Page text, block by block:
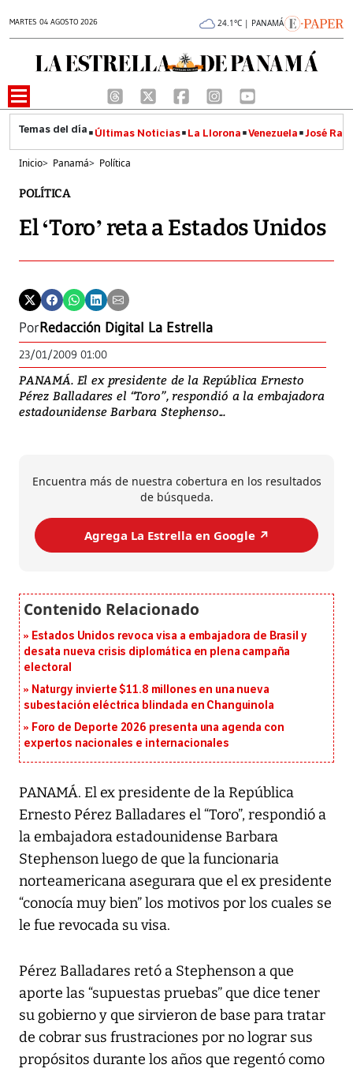
MARTES 04 AGOSTO 2026 24.1°C | PANAMÁ
Últimas Noticias La Llorona Venezuela José
Inicio> Panamá> Política
POLÍTICA
El ‘Toro’ reta a Estados Unidos
PorRedacción Digital La Estrella
23/01/2009 01:00
PANAMÁ. El ex presidente de la República Ernesto
Pérez Balladares el “Toro”, respondió a la embajadora
estadounidense Barbara Stephenso...
Encuentra más de nuestra cobertura en los resultados
de búsqueda.
Agrega La Estrella en Google ↗️
Estados Unidos revoca visa a embajadora de Brasil y
desata nueva crisis diplomática en plena campaña
electoral
Naturgy invierte $11.8 millones en una nueva
subestación eléctrica blindada en Changuinola
Foro de Deporte 2026 presenta una agenda con
expertos nacionales e internacionales
PANAMÁ. El ex presidente de la República
Ernesto Pérez Balladares el “Toro”, respondió a
la embajadora estadounidense Barbara
Stephenson luego de que la funcionaria
norteamericana asegurara que el ex presidente
“conocía muy bien” los motivos por los cuales se
le fue revocada su visa.
Pérez Balladares retó a Stephenson a que
aporte las “supuestas pruebas” que dice tener
su gobierno y que sirvieron de base para tratar
de cobrar sus frustraciones por no lograr sus
propósitos durante los años que regentó como